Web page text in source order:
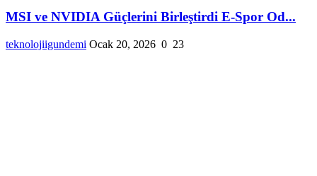
MSI ve NVIDIA Güçlerini Birleştirdi E-Spor Od...
teknolojiigundemi Ocak 20, 2026 0 23